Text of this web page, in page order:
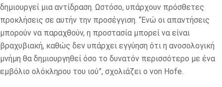
δημιουργεί μια αντίδραση. Ωστόσο, υπάρχουν πρόσθετες
προκλήσεις σε αυτήν την προσέγγιση. “Ενώ οι απαντήσεις
μπορούν να παραχθούν, η προστασία μπορεί να είναι
βραχυβιακή, καθώς δεν υπάρχει εγγύηση ότι η ανοσολογική
μνήμη θα δημιουργηθεί όσο το δυνατόν περισσότερο με ένα
εμβόλιο ολόκληρου του ιού”, σχολιάζει ο von Hofe.